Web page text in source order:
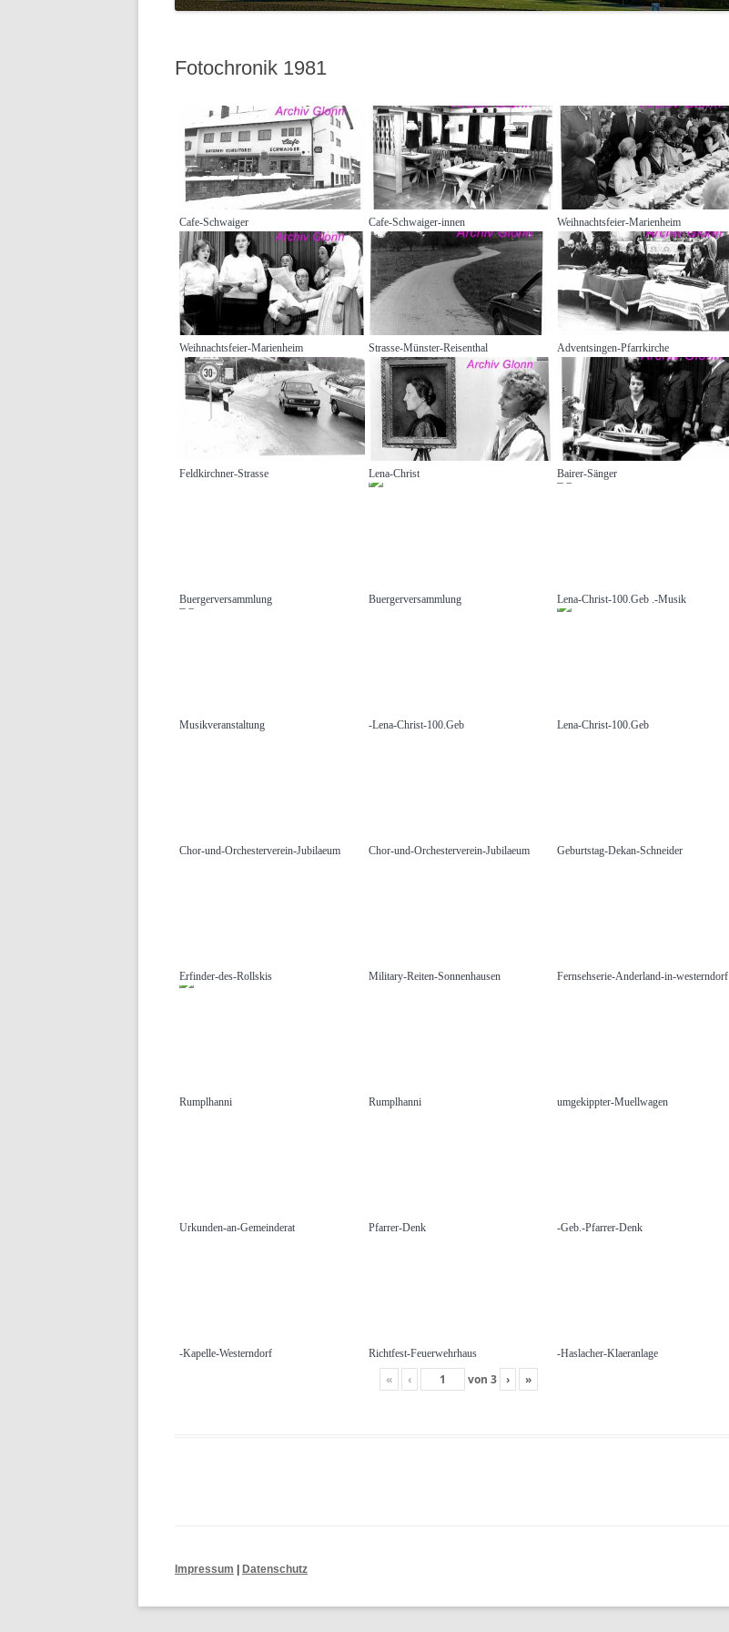
HANS HUBER
20.JAHRHUNDERT
Fotochronik 1981
Cafe-Schwaiger Cafe-Schwaiger-innen Weihnachtsfeier-Marienheim
Weihnachtsfeier-Marienheim Strasse-Münster-Reisenthal Adventsingen-Pfarrkirche
Feldkirchner-Strasse Lena-Christ Bairer-Sänger
Buergerversammlung Buergerversammlung Lena-Christ-100.Geb .-Musik
Musikveranstaltung -Lena-Christ-100.Geb Lena-Christ-100.Geb
Chor-und-Orchesterverein-Jubilaeum Chor-und-Orchesterverein-Jubilaeum Geburtstag-Dekan-Schneider
Erfinder-des-Rollskis Military-Reiten-Sonnenhausen Fernsehserie-Anderland-in-westerndorf
Rumplhanni Rumplhanni umgekippter-Muellwagen
Urkunden-an-Gemeinderat Pfarrer-Denk -Geb.-Pfarrer-Denk
-Kapelle-Westerndorf Richtfest-Feuerwehrhaus -Haslacher-Klaeranlage
« ‹ von3 › »
Impressum Datenschutz